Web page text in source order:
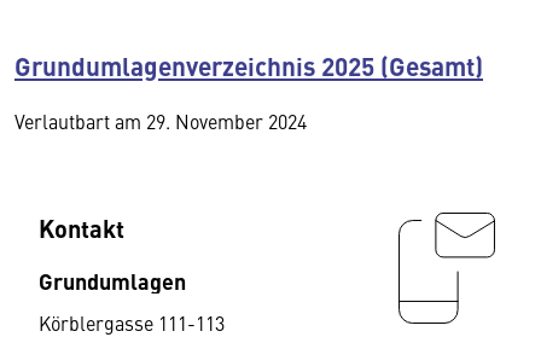
Grundumlagenverzeichnis 2025 (Gesamt)
Verlautbart am 29. November 2024
Kontakt
Grundumlagen
Körblergasse 111-113